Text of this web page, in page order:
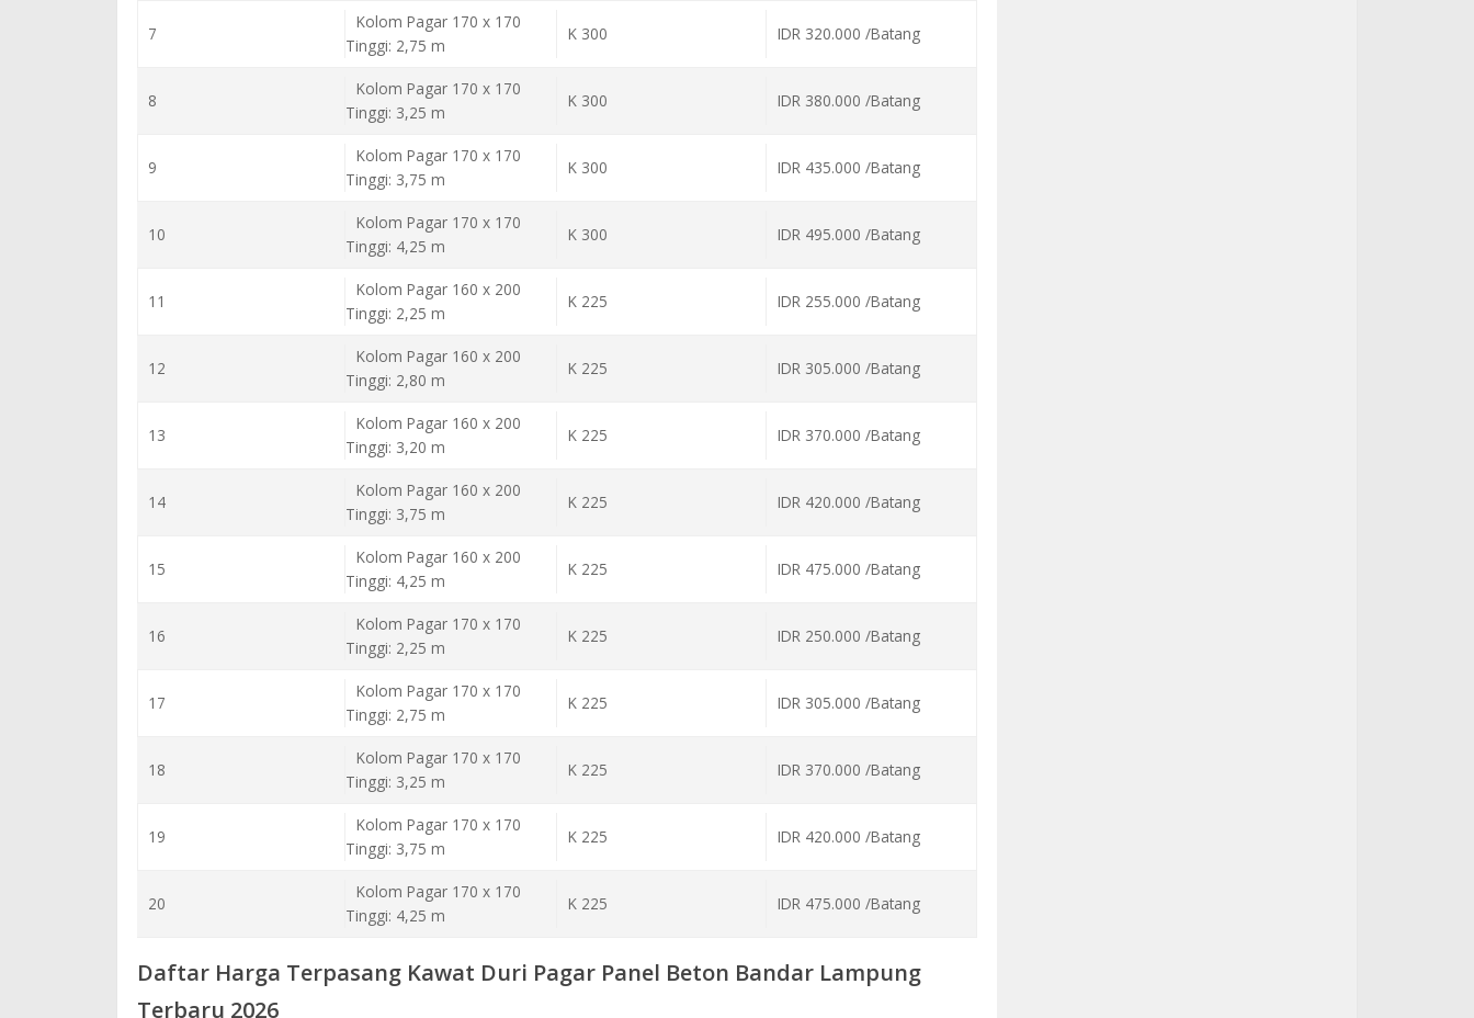
7
Kolom Pagar 170 x 170
Tinggi: 2,75 m
K 300 IDR 320.000 /Batang
8
Kolom Pagar 170 x 170
Tinggi: 3,25 m
K 300 IDR 380.000 /Batang
9
Kolom Pagar 170 x 170
Tinggi: 3,75 m
K 300 IDR 435.000 /Batang
10
Kolom Pagar 170 x 170
Tinggi: 4,25 m
K 300 IDR 495.000 /Batang
11
Kolom Pagar 160 x 200
Tinggi: 2,25 m
K 225 IDR 255.000 /Batang
12
Kolom Pagar 160 x 200
Tinggi: 2,80 m
K 225 IDR 305.000 /Batang
13
Kolom Pagar 160 x 200
Tinggi: 3,20 m
K 225 IDR 370.000 /Batang
14
Kolom Pagar 160 x 200
Tinggi: 3,75 m
K 225 IDR 420.000 /Batang
15
Kolom Pagar 160 x 200
Tinggi: 4,25 m
K 225 IDR 475.000 /Batang
16
Kolom Pagar 170 x 170
Tinggi: 2,25 m
K 225 IDR 250.000 /Batang
17
Kolom Pagar 170 x 170
Tinggi: 2,75 m
K 225 IDR 305.000 /Batang
18
Kolom Pagar 170 x 170
Tinggi: 3,25 m
K 225 IDR 370.000 /Batang
19
Kolom Pagar 170 x 170
Tinggi: 3,75 m
K 225 IDR 420.000 /Batang
20
Kolom Pagar 170 x 170
Tinggi: 4,25 m
K 225 IDR 475.000 /Batang
Daftar Harga Terpasang Kawat Duri Pagar Panel Beton Bandar Lampung
Terbaru 2026